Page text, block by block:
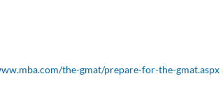
the-gmat/prepare-for-the-gmat.aspx